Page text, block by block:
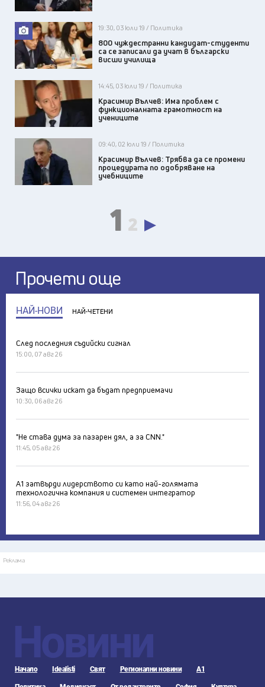
19:30, 03 юли 19 / Политика
800 чуждестранни кандидат-студенти
са се записали да учат в български
висши училища
14:45, 03 юли 19 / Политика
Красимир Вълчев: Има проблем с
функционалната грамотност на
учениците
09:40, 02 юли 19 / Политика
Красимир Вълчев: Трябва да се промени
процедурата по одобряване на
учебниците
1 2
Прочети още
НАЙ-НОВИ НАЙ-ЧЕТЕНИ
След последния съдийски сигнал
15:00, 07 авг 26
Защо всички искат да бъдат предприемачи
10:30, 06 авг 26
"Не става дума за пазарен дял, а за CNN."
11:45, 05 авг 26
А1 затвърди лидерството си като най-голямата
технологична компания и системен интегратор
11:56, 04 авг 26
Реклама
Новини
Начало Idealisti Свят Регионални новини А1